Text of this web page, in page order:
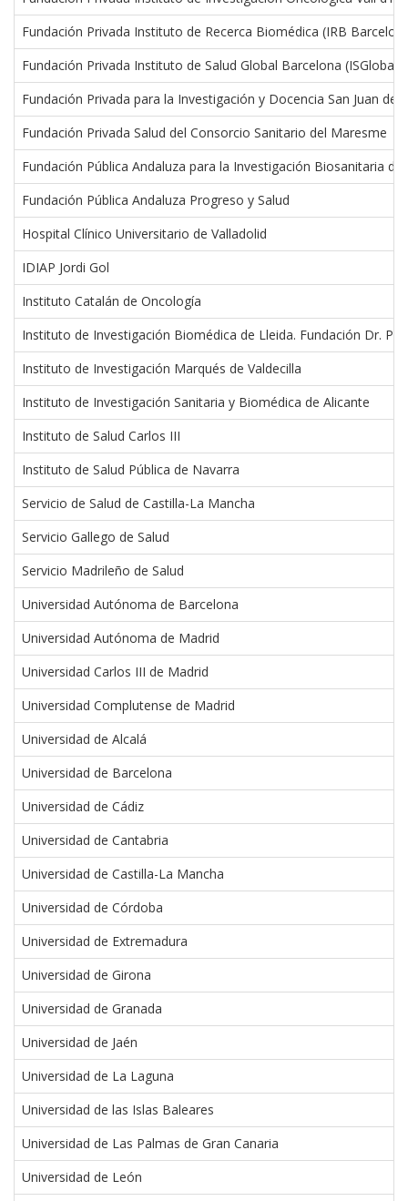
Fundación Privada Instituto de Recerca Biomédica (IRB
Fundación Privada Instituto de Salud Global Barcelona (ISGlobal)
Fundación Privada para la Investigación y Docencia San Juan de
Fundación Privada Salud del Consorcio Sanitario del Maresme
Fundación Pública Andaluza para la Investigación Biosanitaria de
Fundación Pública Andaluza Progreso y Salud
Hospital Clínico Universitario de Valladolid
IDIAP Jordi Gol
Instituto Catalán de Oncología
Instituto de Investigación Biomédica de Lleida. Fundación Dr.
Instituto de Investigación Marqués de Valdecilla
Instituto de Investigación Sanitaria y Biomédica de Alicante
Instituto de Salud Carlos III
Instituto de Salud Pública de Navarra
Servicio de Salud de Castilla-La Mancha
Servicio Gallego de Salud
Servicio Madrileño de Salud
Universidad Autónoma de Barcelona
Universidad Autónoma de Madrid
Universidad Carlos III de Madrid
Universidad Complutense de Madrid
Universidad de Alcalá
Universidad de Barcelona
Universidad de Cádiz
Universidad de Cantabria
Universidad de Castilla-La Mancha
Universidad de Córdoba
Universidad de Extremadura
Universidad de Girona
Universidad de Granada
Universidad de Jaén
Universidad de La Laguna
Universidad de las Islas Baleares
Universidad de Las Palmas de Gran Canaria
Universidad de León